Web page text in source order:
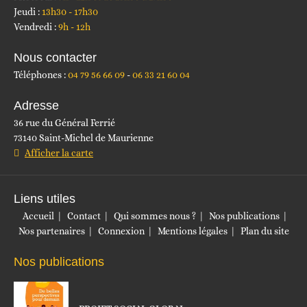
Jeudi :13h30 - 17h30
Vendredi :9h - 12h
Nous contacter
Téléphones :04 79 56 66 09 06 33 21 60 04
Adresse
36 rue du Général Ferrié
73140 Saint-Michel de Maurienne
Afficher la carte
Liens utiles
Accueil Contact Qui sommes nous ?
Nos publications
Nos partenaires
Connexion Mentions légales Plan du site
Nos publications